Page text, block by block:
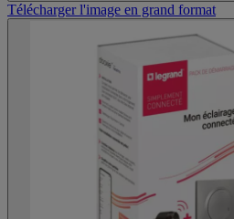
Télécharger l'image en grand format